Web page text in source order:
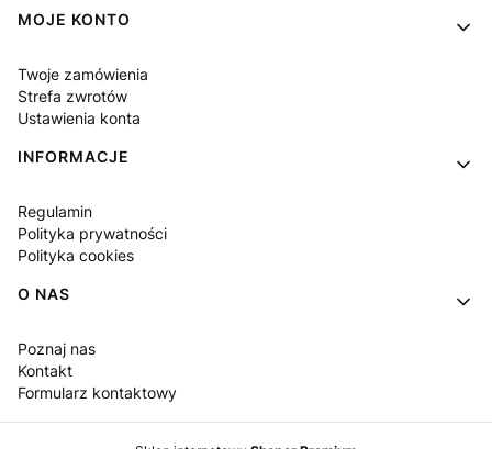
MOJE KONTO
Twoje zamówienia
Strefa zwrotów
Ustawienia konta
INFORMACJE
Regulamin
Polityka prywatności
Polityka cookies
O NAS
Poznaj nas
Kontakt
Formularz kontaktowy